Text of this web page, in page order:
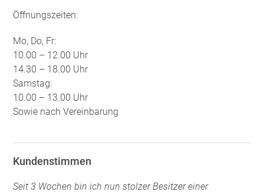
Öffnungszeiten:
Mo, Do, Fr:
10.00 – 12.00 Uhr
14.30 – 18.00 Uhr
Samstag:
10.00 – 13.00 Uhr
Sowie nach Vereinbarung
Kundenstimmen
Seit 3 Wochen bin ich nun stolzer Besitzer einer